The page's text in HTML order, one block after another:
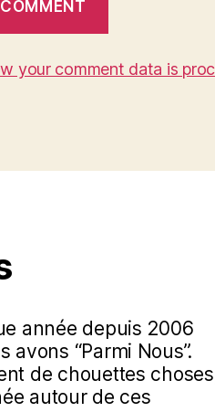
your comment data is
année depuis 2006
“Parmi Nous”.
de chouettes
autour de ces